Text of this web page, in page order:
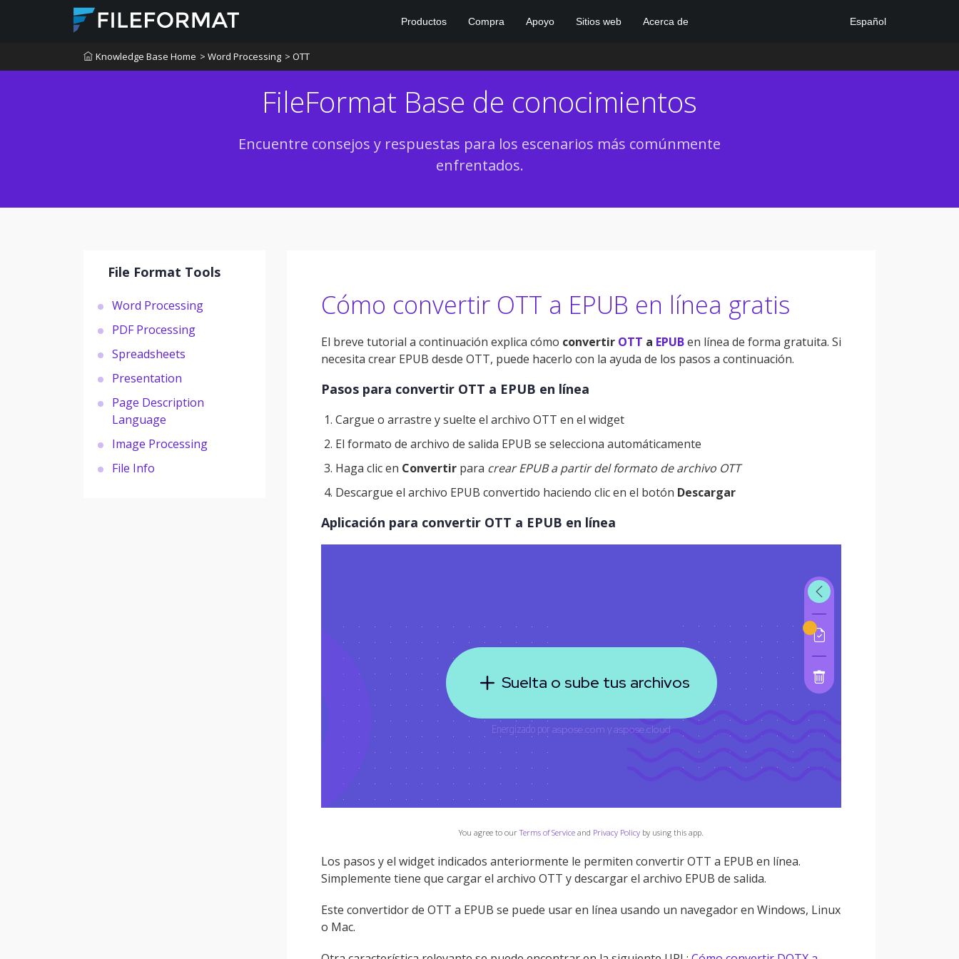
Productos Compra Apoyo Sitios web Acerca de Español
Knowledge Base Home > Word Processing > OTT
FileFormat Base de conocimientos
Encuentre consejos y respuestas para los escenarios más comúnmente
enfrentados.
File Format Tools
Word Processing
PDF Processing
Spreadsheets
Presentation
Page Description
Language
Image Processing
File Info
Cómo convertir OTT a EPUB en línea gratis
El breve tutorial a continuación explica cómo convertir OTT a EPUBen línea de forma gratuita. Si
necesita crear EPUB desde OTT, puede hacerlo con la ayuda de los pasos a continuación.
Pasos para convertir OTT a EPUB en línea
Cargue o arrastre y suelte el archivo OTT en el widget
El formato de archivo de salida EPUB se selecciona automáticamente
Haga clic en Convertir para crear EPUB a partir del formato de archivo OTT
Descargue el archivo EPUB convertido haciendo clic en el botón Descargar
Aplicación para convertir OTT a EPUB en línea
You agree to ourTerms of Service and Privacy Policy by using this app.
Los pasos y el widget indicados anteriormente le permiten convertir OTT a EPUB en línea.
Simplemente tiene que cargar el archivo OTT y descargar el archivo EPUB de salida.
Este convertidor de OTT a EPUB se puede usar en línea usando un navegador en Windows, Linux
o Mac.